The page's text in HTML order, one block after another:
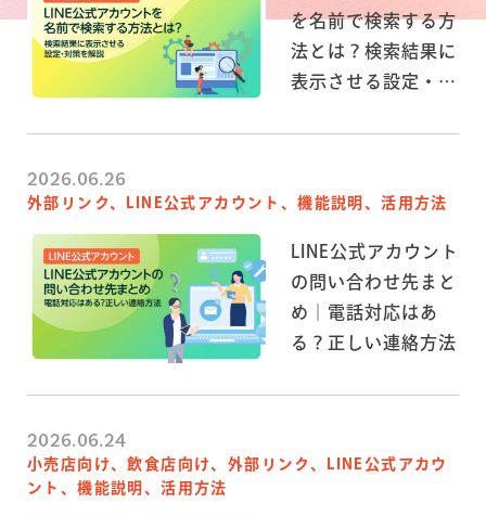
を名前で検索する方
法とは？検索結果に
表示させる設定・対
2026.06.26
外部リンク、LINE公式アカウント、機能説明、活用方法
LINE公式アカウント
の問い合わせ先まと
め｜電話対応はあ
る？正しい連絡方法
2026.06.24
小売店向け、飲食店向け、外部リンク、LINE公式アカウ
ント、機能説明、活用方法